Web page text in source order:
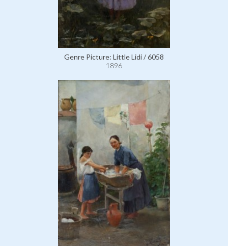
Genre Picture: Little Lidi / 6058
1896